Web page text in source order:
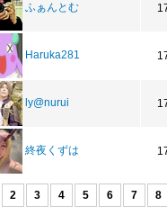
ふぁんとむ
Haruka281
ly@nurui
終夜くずは
2 3 4 5 6 7 8